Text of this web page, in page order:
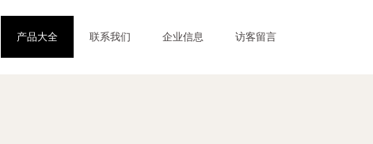
产品大全 联系我们 企业信息 访客留言